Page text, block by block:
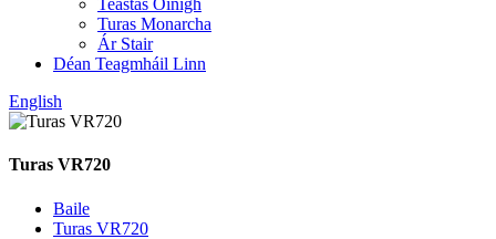
Teastas Oinigh
Turas Monarcha
Ár Stair
Déan Teagmháil Linn
English
Turas VR720
Baile
Turas VR720